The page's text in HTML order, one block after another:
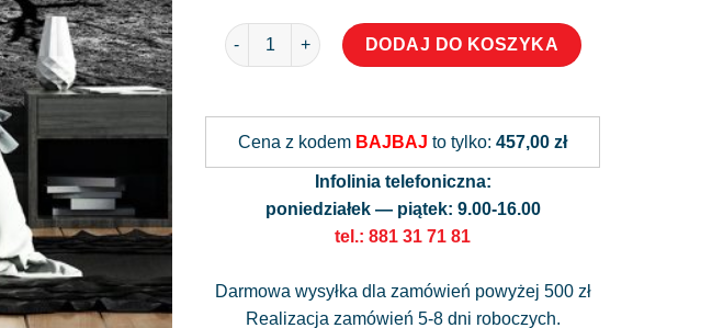
ilość Fototapeta Drzewo na pustyni
DODAJ DO KOSZYKA
Cena z kodem BAJBAJ to tylko: 457,00 zł
Infolinia telefoniczna:
poniedziałek — piątek: 9.00-16.00
tel.: 881 31 71 81
Darmowa wysyłka dla zamówień powyżej 500 zł
Realizacja zamówień 5-8 dni roboczych.